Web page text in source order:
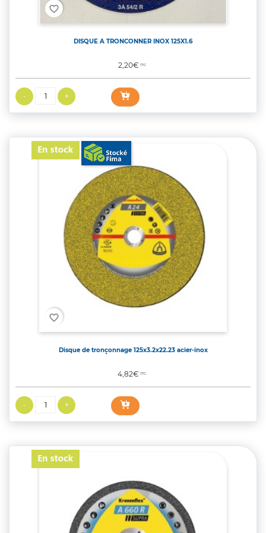
favorite_border
DISQUE A TRONCONNER INOX 125X1.6
Prix
2,20€TTC
favorite_border
Disque de tronçonnage 125x3.2x22.23 acier-inox
Prix
4,82€TTC